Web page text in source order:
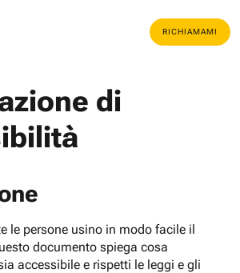
RICHIAMAMI
di
le persone usino in modo facile il
documento spiega cosa
accessibile e rispetti le leggi e gli